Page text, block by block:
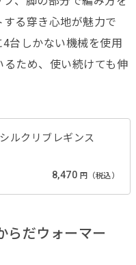
る穿き心地が魅力で
台しかない機械を使用
るため、使い続けても伸
ルクリブレギンス
8,470 円（税込）
らだウォーマー